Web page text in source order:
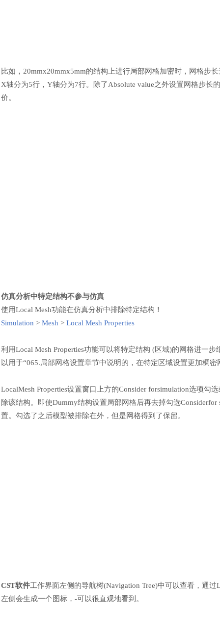
比如， 20mmx20mmx5mm的结构上进行局部网格加密时，网格步
X轴分为5行，Y轴分为7行。除了Absolute value之外设置网格步长
价。
仿真分析中特定结构不参与仿真
使用Local Mesh功能在仿真分析中排除特定结构 ！
Simulation > Mesh > Local Mesh Properties
利用Local Mesh Properties功能可以将特定结构 (区域)的网格进一
以用于“065.局部网格设置章节中说明的，在特定区域设置更加稠
LocalMesh Properties设置窗口上方的Consider forsimulation选项
除该结构。即使Dummy结构设置局部网格后再去掉勾选
置。勾选了之后模型被排除在外，但是网格得到了保留。
CST软件工作界面左侧的导航树(Navigation Tree)中可以查看，通过
左侧会生成一个图标， -可以很直观地看到。